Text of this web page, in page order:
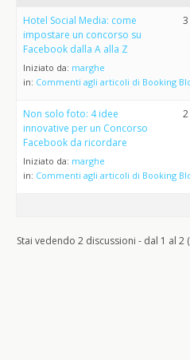
Hotel Social Media: come
impostare un concorso su
Facebook dalla A alla Z
Iniziato da: marghe
in: Commenti agli articoli di Booking
3
Non solo foto: 4 idee
innovative per un Concorso
Facebook da ricordare
Iniziato da: marghe
in: Commenti agli articoli di Booking
2
Stai vedendo 2 discussioni - dal 1 al 2